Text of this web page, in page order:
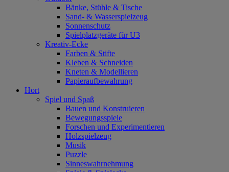
Bänke, Stühle & Tische
Sand- & Wasserspielzeug
Sonnenschutz
Spielplatzgeräte für U3
Kreativ-Ecke
Farben & Stifte
Kleben & Schneiden
Kneten & Modellieren
Papieraufbewahrung
Hort
Spiel und Spaß
Bauen und Konstruieren
Bewegungsspiele
Forschen und Experimentieren
Holzspielzeug
Musik
Puzzle
Sinneswahrnehmung